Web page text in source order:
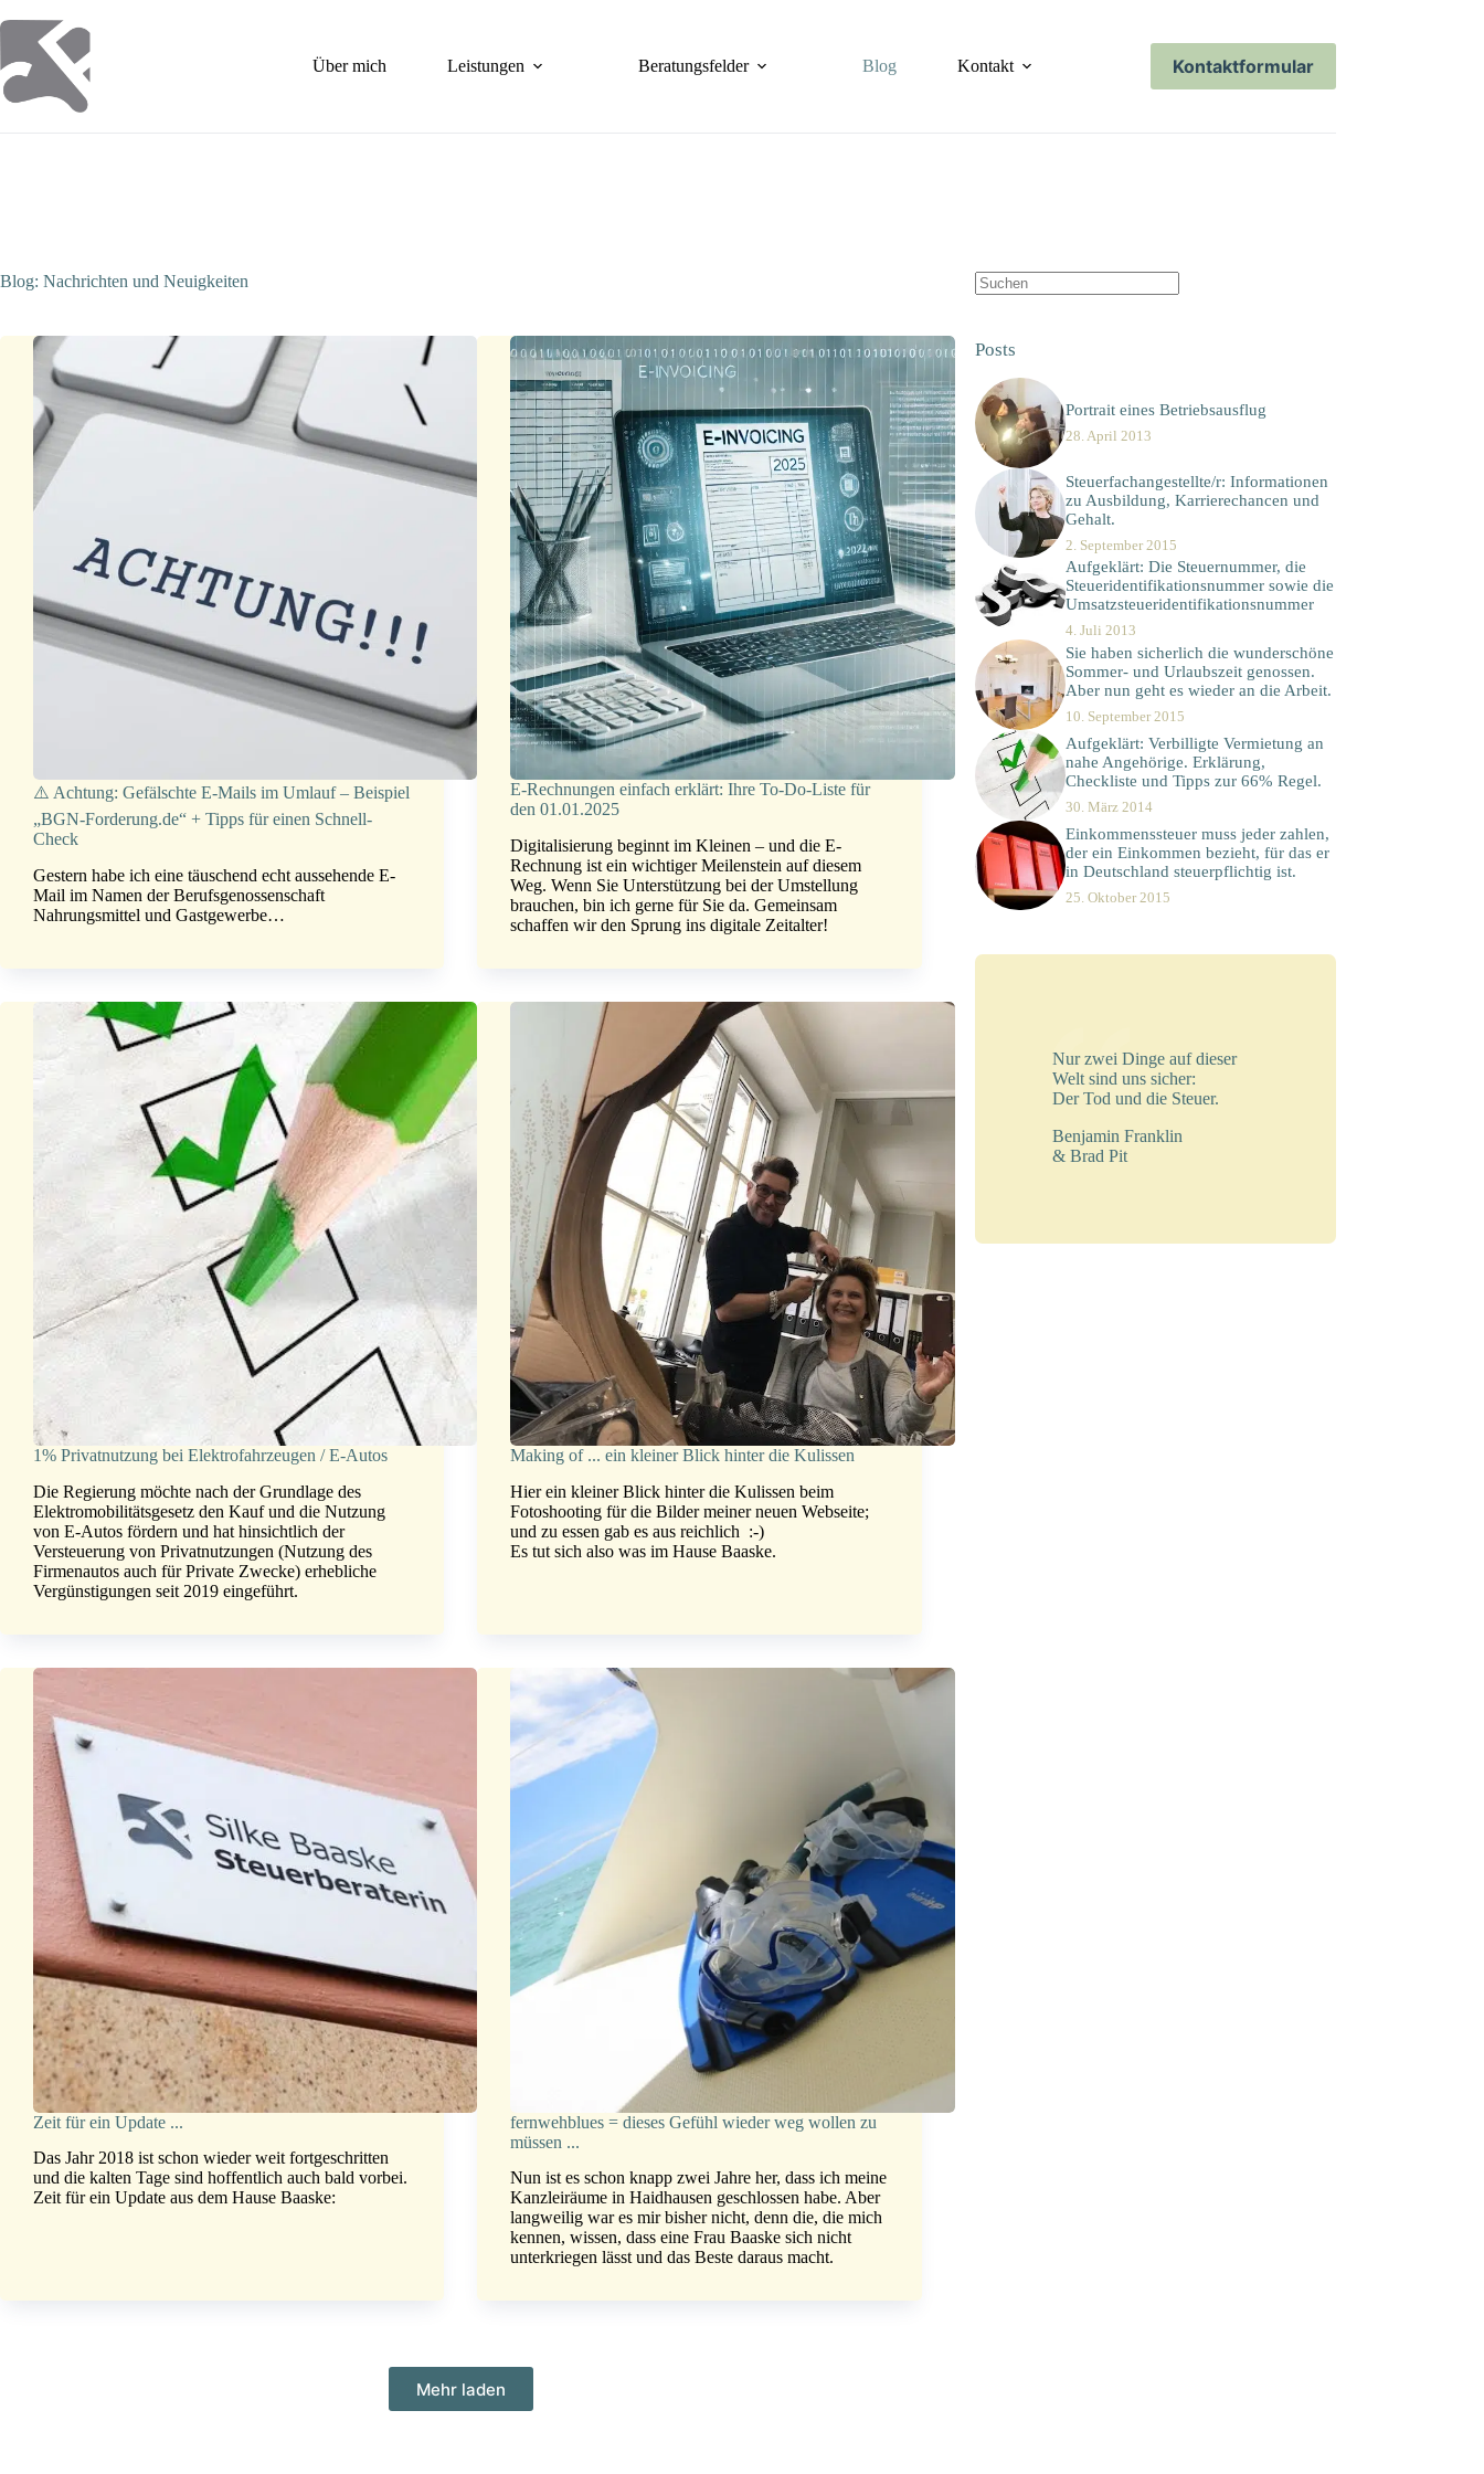
Inhalt
springen
Über mich
Leistungen Beratungsfelder Blog Kontakt Kontaktformular
Blog: Nachrichten und Neuigkeiten
⚠️ Achtung: Gefälschte E-Mails im Umlauf – Beispiel
„BGN-Forderung.de“ + Tipps für einen Schnell-
Check
Gestern habe ich eine täuschend echt aussehende E-
Mail im Namen der Berufsgenossenschaft
Nahrungsmittel und Gastgewerbe…
E-Rechnungen einfach erklärt: Ihre To-Do-Liste für
den 01.01.2025
Digitalisierung beginnt im Kleinen – und die E-
Rechnung ist ein wichtiger Meilenstein auf diesem
Weg. Wenn Sie Unterstützung bei der Umstellung
brauchen, bin ich gerne für Sie da. Gemeinsam
schaffen wir den Sprung ins digitale Zeitalter!
1% Privatnutzung bei Elektrofahrzeugen / E-Autos
Die Regierung möchte nach der Grundlage des
Elektromobilitätsgesetz den Kauf und die Nutzung
von E-Autos fördern und hat hinsichtlich der
Versteuerung von Privatnutzungen (Nutzung des
Firmenautos auch für Private Zwecke) erhebliche
Vergünstigungen seit 2019 eingeführt.
Making of ... ein kleiner Blick hinter die Kulissen
Hier ein kleiner Blick hinter die Kulissen beim
Fotoshooting für die Bilder meiner neuen Webseite;
und zu essen gab es aus reichlich :-)
Es tut sich also was im Hause Baaske.
Zeit für ein Update ...
Das Jahr 2018 ist schon wieder weit fortgeschritten
und die kalten Tage sind hoffentlich auch bald vorbei.
Zeit für ein Update aus dem Hause Baaske:
fernwehblues = dieses Gefühl wieder weg wollen zu
müssen ...
Nun ist es schon knapp zwei Jahre her, dass ich meine
Kanzleiräume in Haidhausen geschlossen habe. Aber
langweilig war es mir bisher nicht, denn die, die mich
kennen, wissen, dass eine Frau Baaske sich nicht
unterkriegen lässt und das Beste daraus macht.
Mehr laden
Posts
Portrait eines Betriebsausflug
28. April 2013
Steuerfachangestellte/r: Informationen
zu Ausbildung, Karrierechancen und
Gehalt.
2. September 2015
Aufgeklärt: Die Steuernummer, die
Steueridentifikationsnummer sowie die
Umsatzsteueridentifikationsnummer
4. Juli 2013
Sie haben sicherlich die wunderschöne
Sommer- und Urlaubszeit genossen.
Aber nun geht es wieder an die Arbeit.
10. September 2015
Aufgeklärt: Verbilligte Vermietung an
nahe Angehörige. Erklärung,
Checkliste und Tipps zur 66% Regel.
30. März 2014
Einkommenssteuer muss jeder zahlen,
der ein Einkommen bezieht, für das er
in Deutschland steuerpflichtig ist.
25. Oktober 2015
Nur zwei Dinge auf dieser
Welt sind uns sicher:
Der Tod und die Steuer.
Benjamin Franklin
& Brad Pit